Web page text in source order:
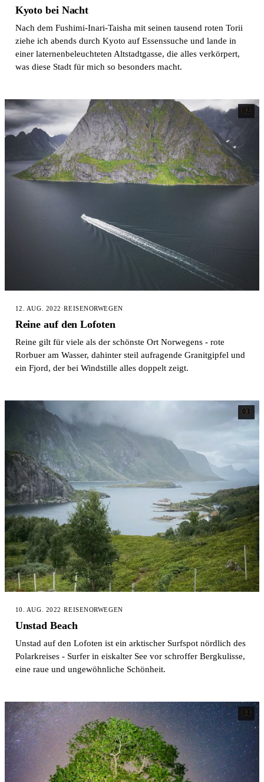
Kyoto bei Nacht
Nach dem Fushimi-Inari-Taisha mit seinen tausend roten Torii
ziehe ich abends durch Kyoto auf Essenssuche und lande in
einer laternenbeleuchteten Altstadtgasse, die alles verkörpert,
was diese Stadt für mich so besonders macht.
02
12. AUG. 2022 ·REISENORWEGEN
Reine auf den Lofoten
Reine gilt für viele als der schönste Ort Norwegens - rote
Rorbuer am Wasser, dahinter steil aufragende Granitgipfel und
ein Fjord, der bei Windstille alles doppelt zeigt.
03
10. AUG. 2022 ·REISENORWEGEN
Unstad Beach
Unstad auf den Lofoten ist ein arktischer Surfspot nördlich des
Polarkreises - Surfer in eiskalter See vor schroffer Bergkulisse,
eine raue und ungewöhnliche Schönheit.
04